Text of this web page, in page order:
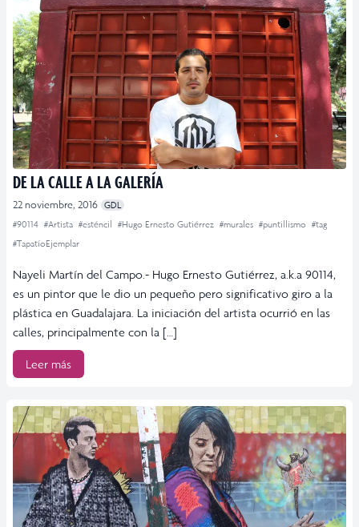
DE LA CALLE A LA GALERÍA
22 noviembre, 2016 GDL
#90114 #Artista #esténcil #Hugo Ernesto Gutiérrez #murales #puntillismo #tag
#TapatíoEjemplar
Nayeli Martín del Campo.- Hugo Ernesto Gutiérrez, a.k.a 90114,
es un pintor que le dio un pequeño pero significativo giro a la
plástica en Guadalajara. La iniciación del artista ocurrió en las
calles, principalmente con la […]
Leer más